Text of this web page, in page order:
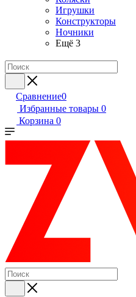
Игрушки
Конструкторы
Ночники
Ещё 3
Сравнение0
Избранные товары 0
Корзина 0